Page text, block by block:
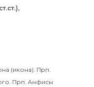
(икона). Прп.
Прп. Анфисы